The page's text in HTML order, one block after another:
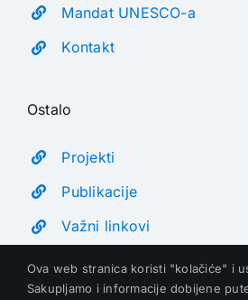
Mandat UNESCO-a
Kontakt
Ostalo
Projekti
Publikacije
Važni linkovi
Ova web stranica koristi "kolačiće" i
Sakupljamo i informacije dobijene